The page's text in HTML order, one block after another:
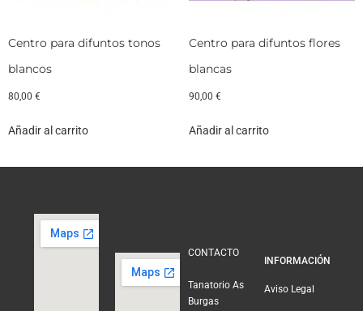
Centro para difuntos tonos
blancos
80,00 €
Añadir al carrito
Centro para difuntos flores
blancas
90,00 €
Añadir al carrito
CONTACTO
Tanatorio As
Burgas
INFORMACIÓN
Aviso Legal